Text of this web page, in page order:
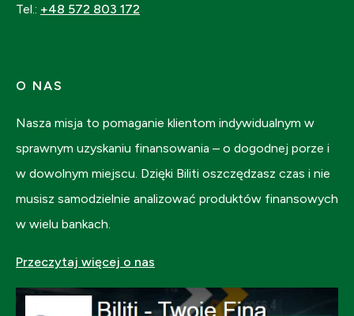
Tel.: +48 572 803 172
O NAS
Nasza misja to pomaganie klientom indywidualnym w
sprawnym uzyskaniu finansowania – o dogodnej porze i
w dowolnym miejscu. Dzięki Biliti oszczędzasz czas i nie
musisz samodzielnie analizować produktów finansowych
w wielu bankach.
Przeczytaj więcej o nas